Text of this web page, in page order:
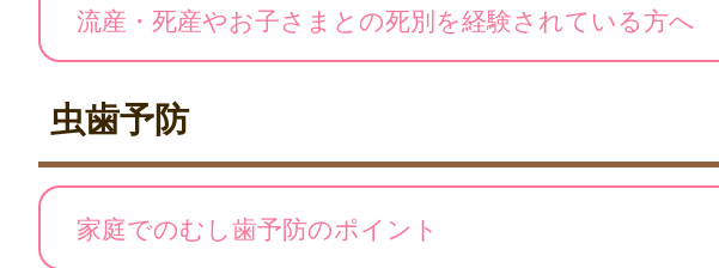
流産・死産やお子さまとの死別を経験されている方へ
虫歯予防
家庭でのむし歯予防のポイント